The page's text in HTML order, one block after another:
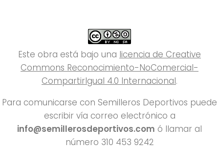
Este obra está bajo una licencia de Creative
Commons Reconocimiento-NoComercial-
CompartirIgual 4.0 Internacional.
Para comunicarse con Semilleros Deportivos puede
escribir vía correo electrónico a
info@semillerosdeportivos.com ó llamar al
número 310 453 9242